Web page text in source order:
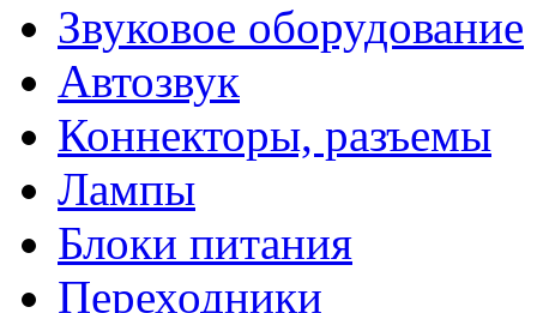
Звуковое оборудование
Автозвук
Коннекторы, разъемы
Лампы
Блоки питания
Переходники